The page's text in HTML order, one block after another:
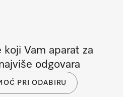
koji Vam aparat za
odgovara
PRI ODABIRU